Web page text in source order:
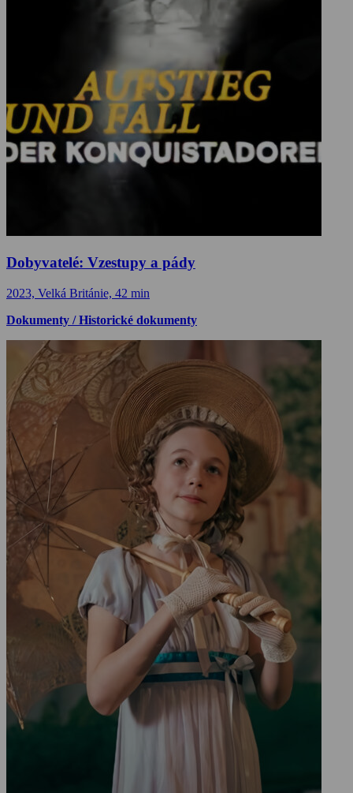
Dobyvatelé: Vzestupy a pády
2023, Velká Británie, 42 min
Dokumenty / Historické dokumenty